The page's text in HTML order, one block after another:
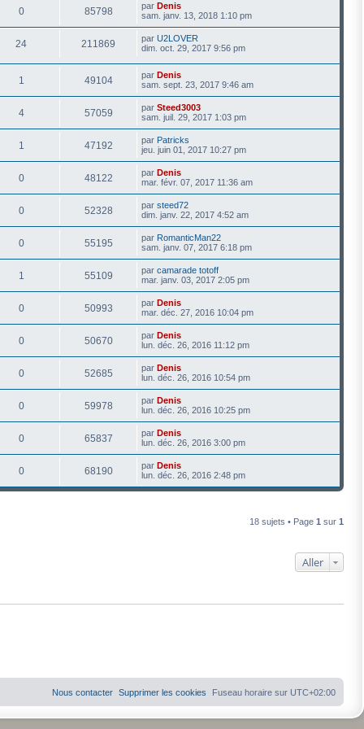
0 85798 par Denis
sam. janv. 13, 2018 1:10 pm
24 211869 par U2LOVER
dim. oct. 29, 2017 9:56 pm
1 49104 par Denis
sam. sept. 23, 2017 9:46 am
4 57059 par Steed3003
sam. juil. 29, 2017 1:03 pm
1 47192 par Patricks
jeu. juin 01, 2017 10:27 pm
0 48122 par Denis
mar. févr. 07, 2017 11:36 am
0 52328 par steed72
dim. janv. 22, 2017 4:52 am
0 55195 par RomanticMan22
sam. janv. 07, 2017 6:18 pm
1 55109 par camarade totoff
mar. janv. 03, 2017 2:05 pm
0 50993 par Denis
mar. déc. 27, 2016 10:04 pm
0 50670 par Denis
lun. déc. 26, 2016 11:12 pm
0 52685 par Denis
lun. déc. 26, 2016 10:54 pm
0 59978 par Denis
lun. déc. 26, 2016 10:25 pm
0 65837 par Denis
lun. déc. 26, 2016 3:00 pm
0 68190 par Denis
lun. déc. 26, 2016 2:48 pm
18 sujets • Page 1 sur 1
Aller
Fuseau horaire sur UTC+02:00
Supprimer les cookies
Nous contacter